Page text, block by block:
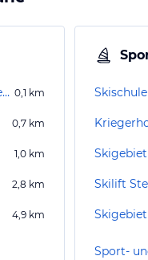
Walsermuseum Lech-Tannenberg 0,1 km
0,7 km
1,0 km
2,8 km
4,9 km
Skilift
Sport-